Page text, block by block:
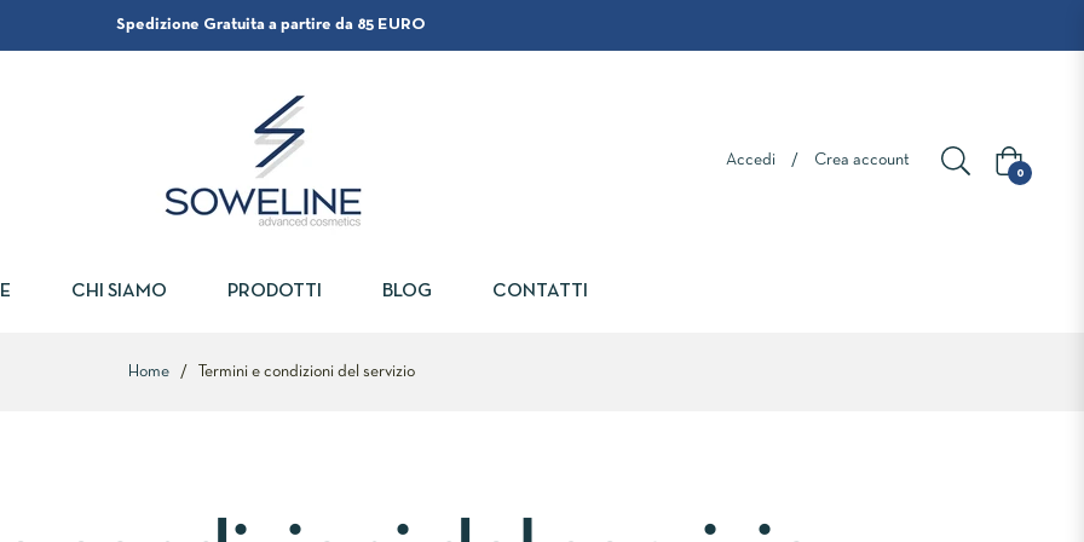
Spedizione Gratuita a partire da 85 EURO
Accedi / Crea account Carrello
0
CHI SIAMO PRODOTTI BLOG CONTATTI
Home / Termini e condizioni del servizio